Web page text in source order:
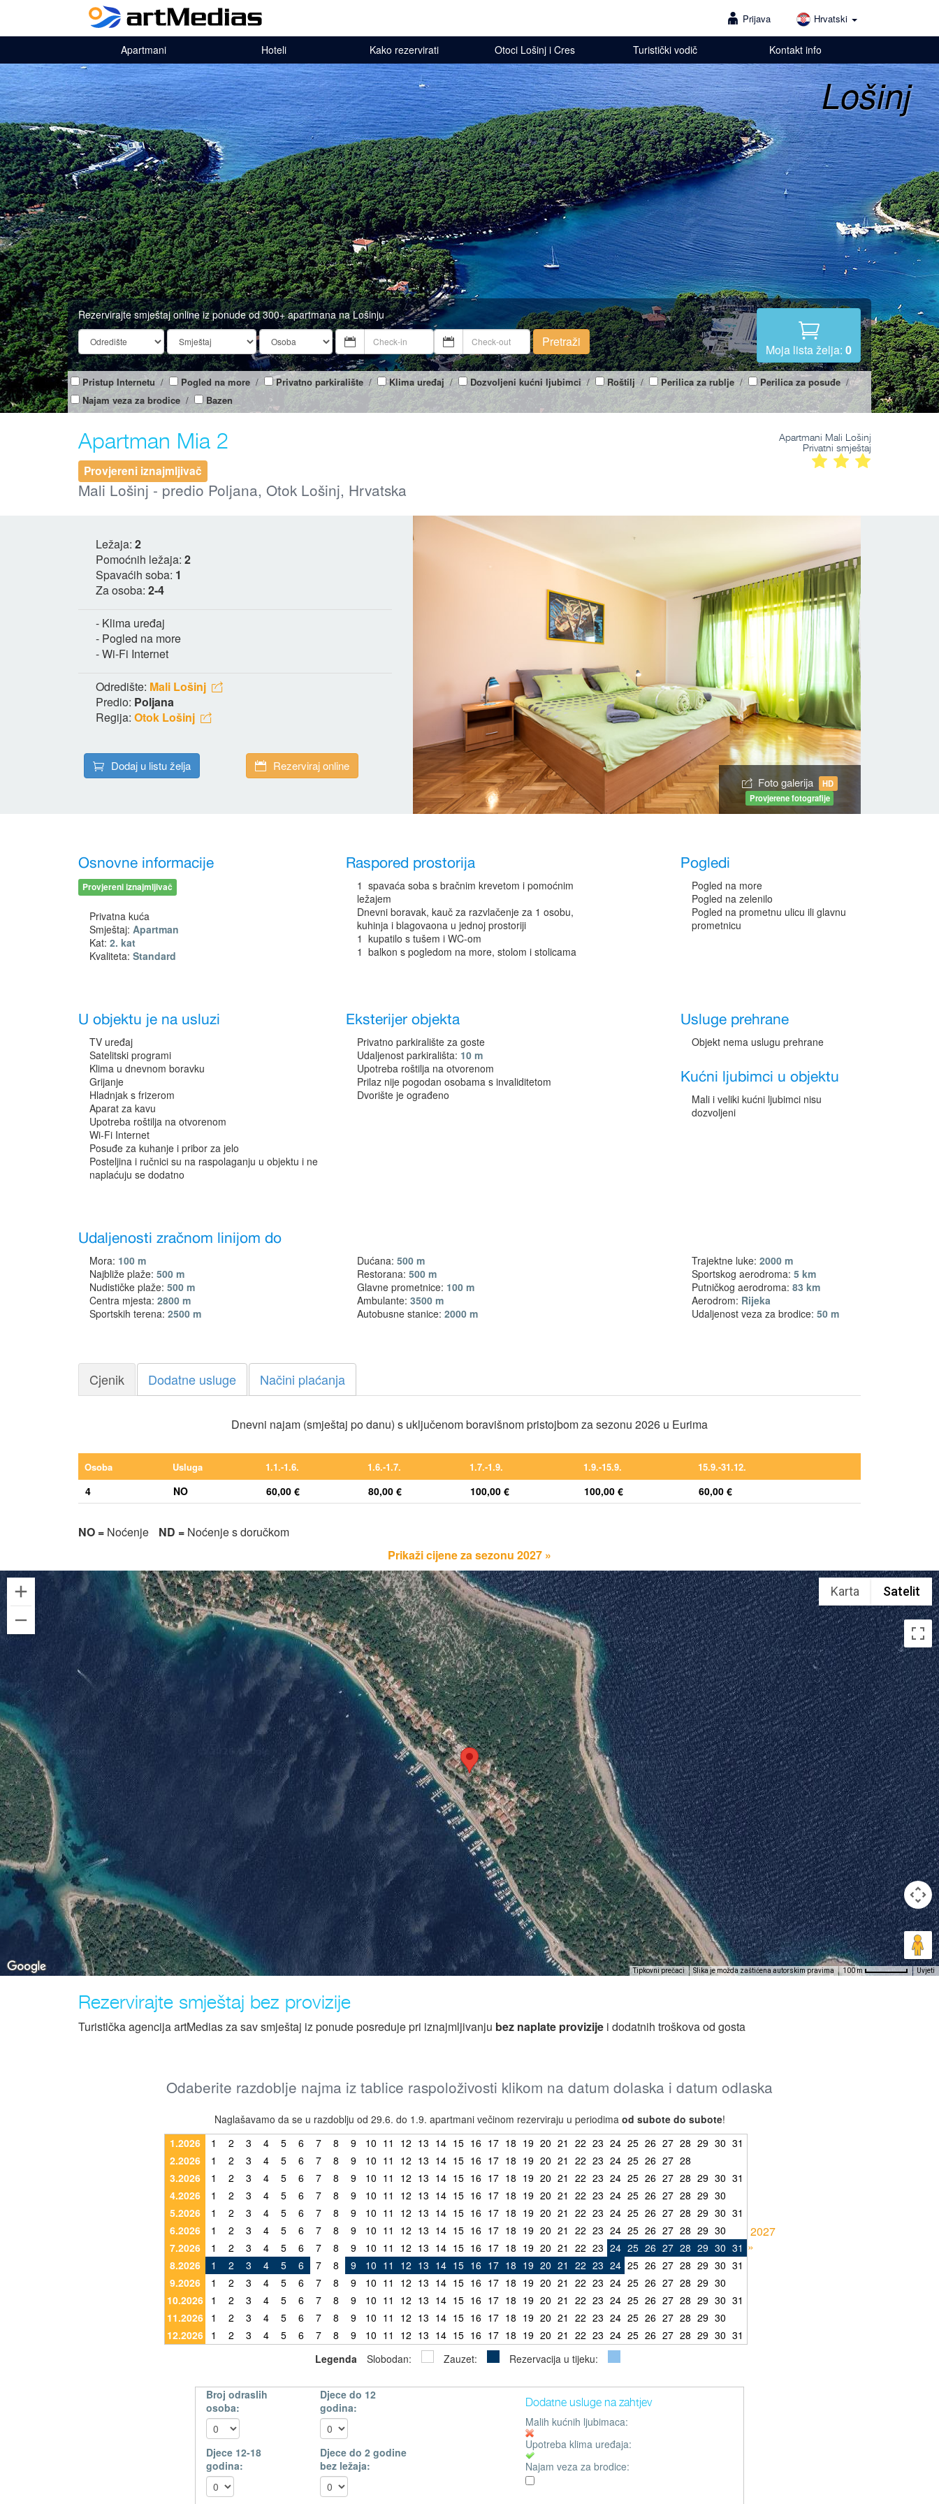
Prijava Hrvatski
Apartmani Hoteli Kako rezervirati Otoci Lošinj i Cres Turistički vodič Kontakt info
Lošinj
Rezervirajte smještaj online iz ponude od 300+ apartmana na Lošinju
Pretraži
Moja lista želja: 0
Pristup Internetu / Pogled na more / Privatno parkiralište / Klima uređaj / Dozvoljeni kućni ljubimci/ Roštilj / Perilica za rublje / Perilica za posuđe/
Najam veza za brodice / Bazen
Apartman Mia 2
Provjereni iznajmljivač
Mali Lošinj - predio Poljana, Otok Lošinj, Hrvatska
Apartmani Mali Lošinj
Privatni smještaj
Ležaja: 2
Pomoćnih ležaja: 2
Spavaćih soba: 1
Za osoba: 2-4
- Klima uređaj
- Pogled na more
- Wi-Fi Internet
Odredište: Mali Lošinj
Predio: Poljana
Regija: Otok Lošinj
Dodaj u listu želja
Rezerviraj online
Foto galerija
HD
Provjerene fotografije
Osnovne informacije
Provjereni iznajmljivač
Privatna kuća
Smještaj: Apartman
Kat: 2. kat
Kvaliteta: Standard
Raspored prostorija
1 spavaća soba s bračnim krevetom i pomoćnim
ležajem
Dnevni boravak, kauč za razvlačenje za 1 osobu,
kuhinja i blagovaona u jednoj prostoriji
1 kupatilo s tušem i WC-om
1 balkon s pogledom na more, stolom i stolicama
Pogledi
Pogled na more
Pogled na zelenilo
Pogled na prometnu ulicu ili glavnu
prometnicu
U objektu je na usluzi
TV uređaj
Satelitski programi
Klima u dnevnom boravku
Grijanje
Hladnjak s frizerom
Aparat za kavu
Upotreba roštilja na otvorenom
Wi-Fi Internet
Posuđe za kuhanje i pribor za jelo
Posteljina i ručnici su na raspolaganju u objektu i ne
naplaćuju se dodatno
Eksterijer objekta
Privatno parkiralište za goste
Udaljenost parkirališta: 10 m
Upotreba roštilja na otvorenom
Prilaz nije pogodan osobama s invaliditetom
Dvorište je ograđeno
Usluge prehrane
Objekt nema uslugu prehrane
Kućni ljubimci u objektu
Mali i veliki kućni ljubimci nisu
dozvoljeni
Udaljenosti zračnom linijom do
Mora: 100 m
Najbliže plaže: 500 m
Nudističke plaže: 500 m
Centra mjesta: 2800 m
Sportskih terena: 2500 m
Dućana:500 m
Restorana:500 m
Glavne prometnice: 100 m
Ambulante:3500 m
Autobusne stanice:2000 m
Trajektne luke:2000 m
Sportskog aerodroma:5 km
Putničkog aerodroma:83 km
Aerodrom: Rijeka
Udaljenost veza za brodice:50 m
Cjenik Dodatne usluge Načini plaćanja
Dnevni najam (smještaj po danu) s uključenom boravišnom pristojbom za sezonu 2026 u Eurima
Osoba Usluga 1.1.-1.6. 1.6.-1.7. 1.7.-1.9. 1.9.-15.9. 15.9.-31.12.
4 NO 60,00 € 80,00 € 100,00 € 100,00 € 60,00 €
NO = Noćenje ND = Noćenje s doručkom
Prikaži cijene za sezonu 2027 »
Karta Satelit
Tipkovni prečaci Slika je možda zaštićena autorskim pravima 100 m Uvjeti
Rezervirajte smještaj bez provizije
Turistička agencija artMedias za sav smještaj iz ponude posreduje pri iznajmljivanju bez naplate provizije i dodatnih troškova od gosta
Odaberite razdoblje najma iz tablice raspoloživosti klikom na datum dolaska i datum odlaska
Naglašavamo da se u razdoblju od 29.6. do 1.9. apartmani večinom rezerviraju u periodima od subote do subote!
1.2026
1 2 3 4 5 6 7 8 9 10 11 12 13 14 15 16 17 18 19 20 21 22 23 24 25 26 27 28 29 30 31
2.2026
1 2 3 4 5 6 7 8 9 10 11 12 13 14 15 16 17 18 19 20 21 22 23 24 25 26 27 28
3.2026
1 2 3 4 5 6 7 8 9 10 11 12 13 14 15 16 17 18 19 20 21 22 23 24 25 26 27 28 29 30 31
4.2026
1 2 3 4 5 6 7 8 9 10 11 12 13 14 15 16 17 18 19 20 21 22 23 24 25 26 27 28 29 30
5.2026
1 2 3 4 5 6 7 8 9 10 11 12 13 14 15 16 17 18 19 20 21 22 23 24 25 26 27 28 29 30 31
6.2026
1 2 3 4 5 6 7 8 9 10 11 12 13 14 15 16 17 18 19 20 21 22 23 24 25 26 27 28 29 30
7.2026
1 2 3 4 5 6 7 8 9 10 11 12 13 14 15 16 17 18 19 20 21 22 23 24 25 26 27 28 29 30 31
8.2026
1 2 3 4 5 6 7 8 9 10 11 12 13 14 15 16 17 18 19 20 21 22 23 24 25 26 27 28 29 30 31
9.2026
1 2 3 4 5 6 7 8 9 10 11 12 13 14 15 16 17 18 19 20 21 22 23 24 25 26 27 28 29 30
10.2026
1 2 3 4 5 6 7 8 9 10 11 12 13 14 15 16 17 18 19 20 21 22 23 24 25 26 27 28 29 30 31
11.2026
1 2 3 4 5 6 7 8 9 10 11 12 13 14 15 16 17 18 19 20 21 22 23 24 25 26 27 28 29 30
12.2026
1 2 3 4 5 6 7 8 9 10 11 12 13 14 15 16 17 18 19 20 21 22 23 24 25 26 27 28 29 30 31
2027
»
Legenda Slobodan: Zauzet: Rezervacija u tijeku:
Broj odraslih
osoba:
Djece 12-18
godina:
Djece do 12
godina:
Djece do 2 godine
bez ležaja:
Dodatne usluge na zahtjev
Malih kućnih ljubimaca:
Upotreba klima uređaja:
Najam veza za brodice: